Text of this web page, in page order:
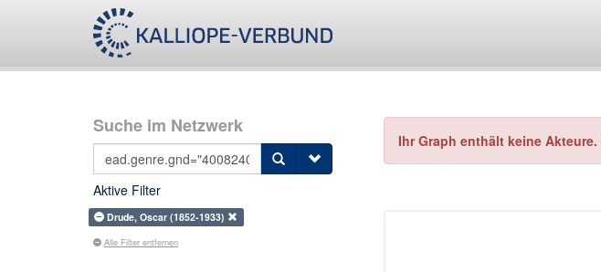
Suche im Netzwerk
Aktive Filter
Drude, Oscar (1852-1933)
Alle Filter entfernen
Ihr Graph enthält keine Akteure.